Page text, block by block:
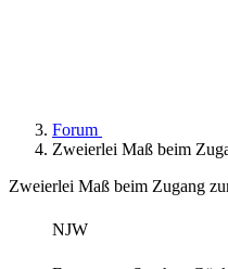
Forum
Zweierlei Maß beim
Zweierlei Maß beim Zugang
NJW